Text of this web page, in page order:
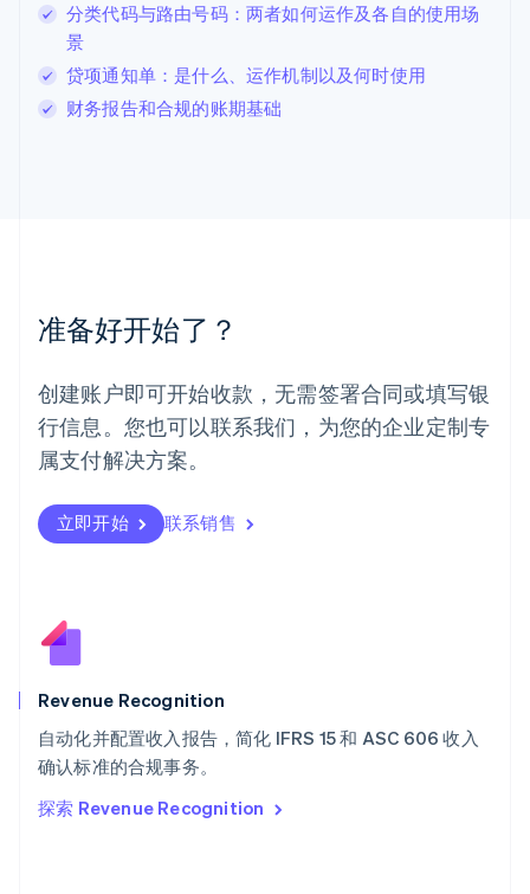
分类代码与路由号码：两者如何运作及各自的使用场
景
贷项通知单：是什么、运作机制以及何时使用
财务报告和合规的账期基础
准备好开始了？
创建账户即可开始收款，无需签署合同或填写银
行信息。您也可以联系我们，为您的企业定制专
属支付解决方案。
立即开始 联系销售
Revenue Recognition
自动化并配置收入报告，简化 IFRS 15 和 ASC 606 收入
确认标准的合规事务。
探索 Revenue Recognition
列支敦士登
Deutsch
卢森堡
Français DeutschEnglish
罗马尼亚
墨西哥
EspañolEnglish
English
葡萄牙
PortuguêsEnglish
日本
瑞典
Svenska English
瑞士
English
斯洛文尼亚
Italiano
泰国
ไทยEnglish
English